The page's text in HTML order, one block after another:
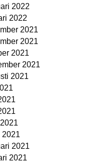
2022
2022
2021
2021
2021
2021
2021
2021
2021
2021